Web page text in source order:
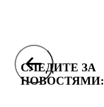
СЛЕДИТЕ ЗА
НОВОСТЯМИ: